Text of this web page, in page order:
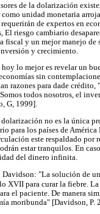
de la dolarización
unidad monetaria
de expertos en
El riesgo cambiario
fiscal y un mejor manejo de
y crecimiento.
lo mejor es revelar un
sin
razones para dade
todos nosotros, el
G, 1999].
no es la única
para los países de
este respaldado
estar tranquilos. En
del dinero infinita.
"La solución de
XVII para curar la fiebre.
el paciente. De manera
moribunda" [Davidson,